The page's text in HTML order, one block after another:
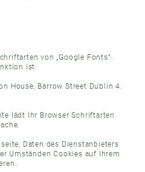
von „Google Fonts“.
ist:
House, Barrow Street Dublin 4.
lädt Ihr Browser Schriftarten
Daten des Dienstanbieters
Umständen Cookies auf Ihrem